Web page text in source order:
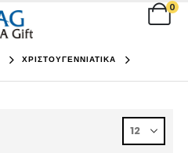
0
ΧΡΙΣΤΟΥΓΕΝΝΙΑΤΙΚΑ